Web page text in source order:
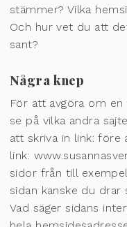
stämmer? Vilka
Och hur vet du att
sant?
Några knep
För att avgöra om
se på vilka andra
att skriva in link: före
link:
sidor från till
sidan kanske du drar
Vad säger sidans